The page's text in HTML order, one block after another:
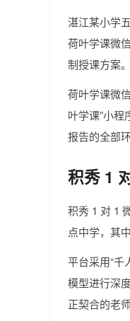
湛江某小学
荷叶学课微
制授课方案
荷叶学课微
叶学课”小
报告的全部环
积秀 1
积秀 1 对 1
点中学，其
平台采用“千
模型进行深
正契合的老